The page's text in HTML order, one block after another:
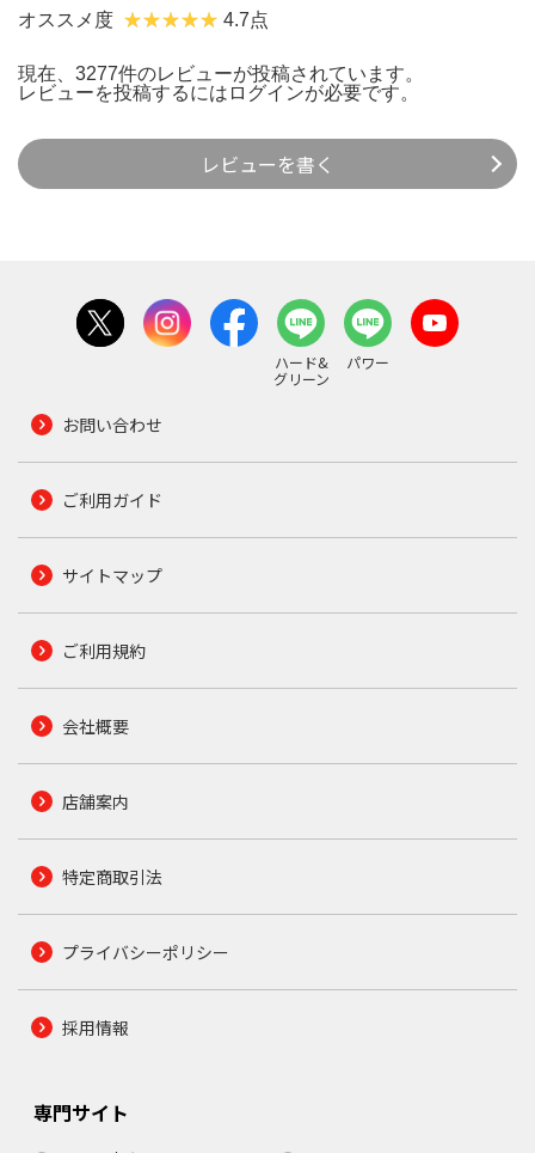
オススメ度 4.7点
現在、3277件のレビューが投稿されています。
レビューを投稿するには ログインが必要です。
レビューを書く
ハード&
グリーン
パワー
お問い合わせ
ご利用ガイド
サイトマップ
ご利用規約
会社概要
店舗案内
特定商取引法
プライバシーポリシー
採用情報
専門サイト